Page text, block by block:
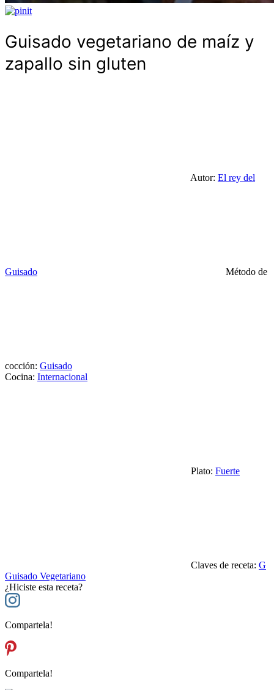
Guisado vegetariano de maíz y
zapallo sin gluten
Autor: El rey del
Guisado Método de
cocción: Guisado
Cocina: Internacional
Plato: Fuerte
Claves de receta: G
Guisado Vegetariano
¿Hiciste esta receta?
Compartela!
Compartela!